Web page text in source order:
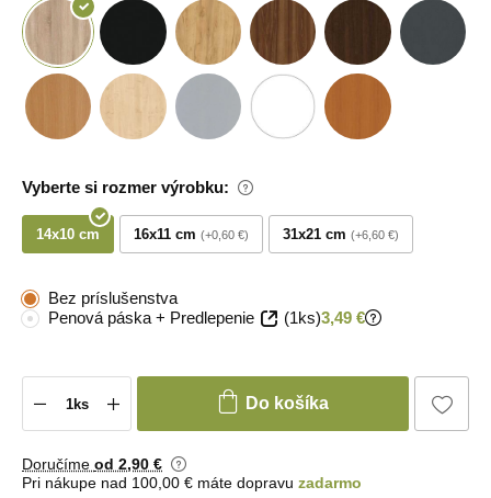
Vyberte si rozmer výrobku:
14x10 cm 16x11 cm +0,60 € 31x21 cm +6,60 €
Bez príslušenstva
Penová páska + Predlepenie
(1ks)3,49 €
Do košíka
Doručíme od 2,90 €
Pri nákupe nad 100,00 € máte dopravu zadarmo